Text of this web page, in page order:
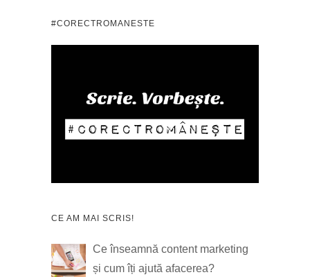
#CORECTROMANESTE
CE AM MAI SCRIS!
Ce înseamnă content marketing
și cum îți ajută afacerea?